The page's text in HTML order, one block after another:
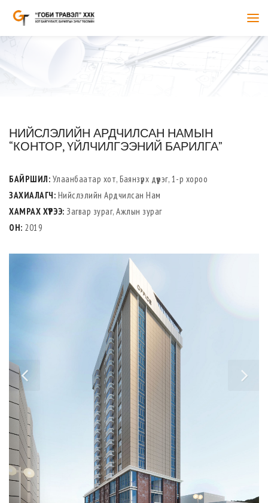
НИЙСЛЭЛИЙН АРДЧИЛСАН НАМЫН
“КОНТОР, ҮЙЛЧИЛГЭЭНИЙ БАРИЛГА”
БАЙРШИЛ: Улаанбаатар хот, Баянзүрх дүүрэг, 1-р хороо
ЗАХИАЛАГЧ: Нийслэлийн Ардчилсан Нам
ХАМРАХ ХҮРЭЭ: Загвар зураг, Ажлын зураг
ОН: 2019